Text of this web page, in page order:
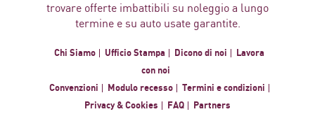
trovare offerte imbattibili su noleggio a lungo
termine e su auto usate garantite.
Chi Siamo Ufficio Stampa Dicono di noi
Lavora
con noi
Convenzioni
Modulo recesso
Termini e condizioni
Privacy & Cookies
FAQ Partners